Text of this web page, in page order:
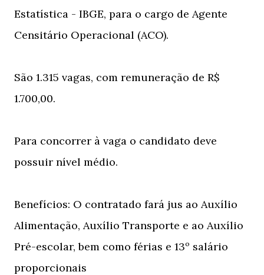
Estatística - IBGE, para o cargo de Agente
Censitário Operacional (ACO).
São 1.315 vagas, com remuneração de R$
1.700,00.
Para concorrer à vaga o candidato deve
possuir nível médio.
Benefícios: O contratado fará jus ao Auxílio
Alimentação, Auxílio Transporte e ao Auxílio
Pré-escolar, bem como férias e 13º salário
proporcionais